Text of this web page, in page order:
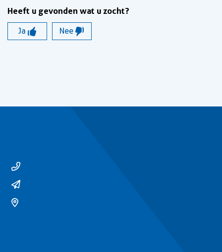
Heeft u gevonden wat u zocht?
Ja Nee